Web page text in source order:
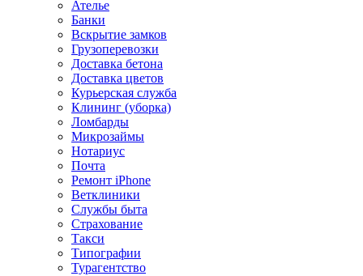
Ателье
Банки
Вскрытие замков
Грузоперевозки
Доставка бетона
Доставка цветов
Курьерская служба
Клининг (уборка)
Ломбарды
Микрозаймы
Нотариус
Почта
Ремонт iPhone
Ветклиники
Службы быта
Страхование
Такси
Типографии
Турагентство